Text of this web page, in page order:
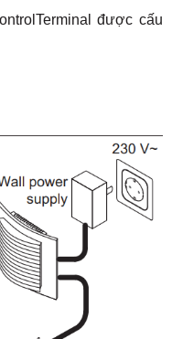
được cấu